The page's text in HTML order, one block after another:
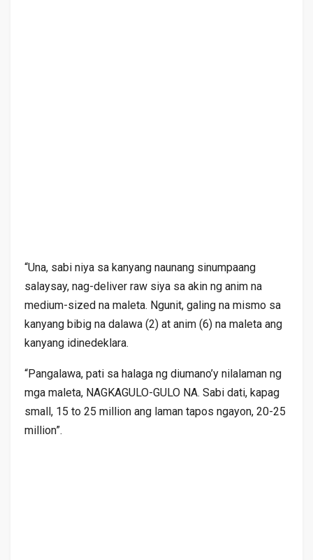
“Una, sabi niya sa kanyang naunang sinumpaang
salaysay, nag-deliver raw siya sa akin ng anim na
medium-sized na maleta. Ngunit, galing na mismo sa
kanyang bibig na dalawa (2) at anim (6) na maleta ang
kanyang idinedeklara.
“Pangalawa, pati sa halaga ng diumano’y nilalaman ng
mga maleta, NAGKAGULO-GULO NA. Sabi dati, kapag
small, 15 to 25 million ang laman tapos ngayon, 20-25
million”.